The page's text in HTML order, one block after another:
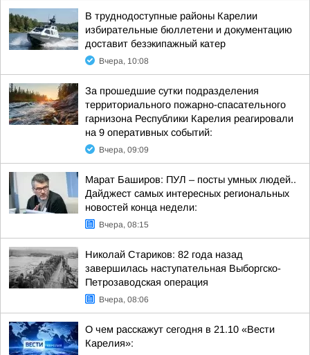
В труднодоступные районы Карелии
избирательные бюллетени и документацию
доставит безэкипажный катер
Вчера, 10:08
За прошедшие сутки подразделения
территориального пожарно-спасательного
гарнизона Республики Карелия реагировали
на 9 оперативных событий:
Вчера, 09:09
Марат Баширов: ПУЛ – посты умных людей..
Дайджест самых интересных региональных
новостей конца недели:
Вчера, 08:15
Николай Стариков: 82 года назад
завершилась наступательная Выборгско-
Петрозаводская операция
Вчера, 08:06
О чем расскажут сегодня в 21.10 «Вести
Карелия»: